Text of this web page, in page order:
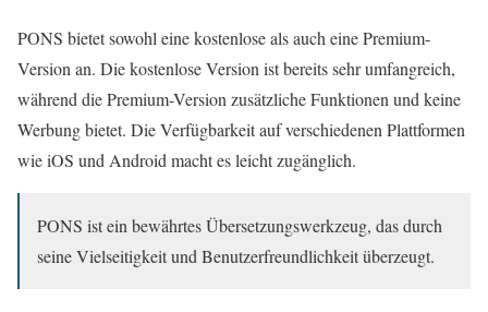
PONS bietet sowohl eine kostenlose als auch eine Premium-
Version an. Die kostenlose Version ist bereits sehr umfangreich,
während die Premium-Version zusätzliche Funktionen und keine
Werbung bietet. Die Verfügbarkeit auf verschiedenen Plattformen
wie iOS und Android macht es leicht zugänglich.
PONS ist ein bewährtes Übersetzungswerkzeug, das durch
seine Vielseitigkeit und Benutzerfreundlichkeit überzeugt.